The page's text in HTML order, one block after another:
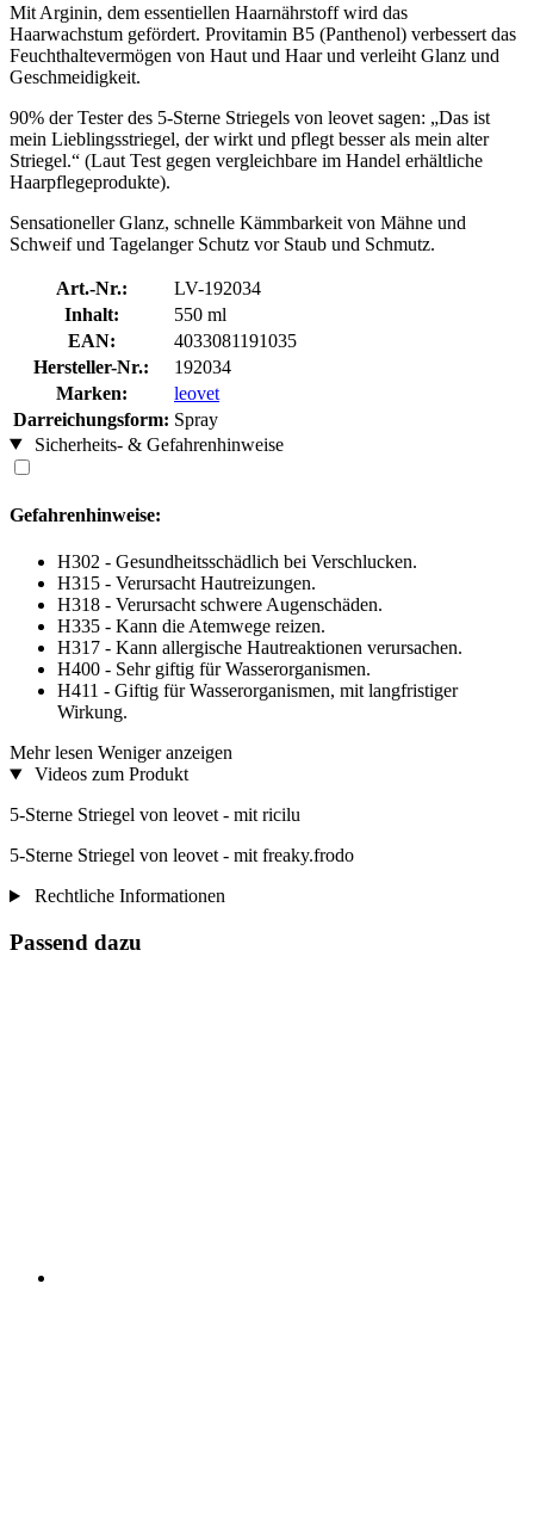
Mit Arginin, dem essentiellen Haarnährstoff wird das
Haarwachstum gefördert. Provitamin B5 (Panthenol) verbessert das
Feuchthaltevermögen von Haut und Haar und verleiht Glanz und
Geschmeidigkeit.
90% der Tester des 5-Sterne Striegels von leovet sagen: „Das ist
mein Lieblingsstriegel, der wirkt und pflegt besser als mein alter
Striegel.“ (Laut Test gegen vergleichbare im Handel erhältliche
Haarpflegeprodukte).
Sensationeller Glanz, schnelle Kämmbarkeit von Mähne und
Schweif und Tagelanger Schutz vor Staub und Schmutz.
Art.-Nr.:
LV-192034
Inhalt:
550 ml
EAN:
4033081191035
Hersteller-Nr.:
192034
Marken:
leovet
Darreichungsform: Spray
Sicherheits- & Gefahrenhinweise
Gefahrenhinweise:
H302 - Gesundheitsschädlich bei Verschlucken.
H315 - Verursacht Hautreizungen.
H318 - Verursacht schwere Augenschäden.
H335 - Kann die Atemwege reizen.
H317 - Kann allergische Hautreaktionen verursachen.
H400 - Sehr giftig für Wasserorganismen.
H411 - Giftig für Wasserorganismen, mit langfristiger
Wirkung.
Mehr lesen Weniger anzeigen
Videos zum Produkt
5-Sterne Striegel von leovet - mit ricilu
5-Sterne Striegel von leovet - mit freaky.frodo
Rechtliche Informationen
Passend dazu